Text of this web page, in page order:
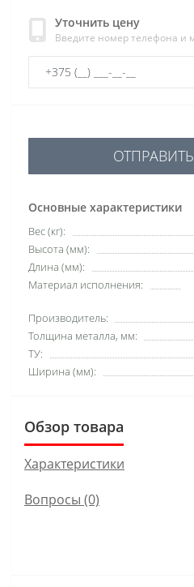
Уточнить цену
Введите номер телефона и
Основные характеристики
Вес (кг):
Высота (мм):
Длина (мм):
Материал исполнения:
Производитель:
Толщина металла, мм:
ТУ:
Ширина (мм):
Обзор товара
Характеристики
Вопросы (0)